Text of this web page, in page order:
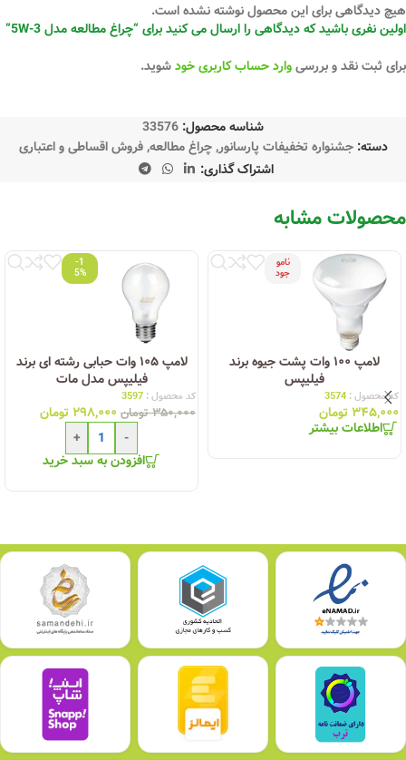
هیچ دیدگاهی برای این محصول نوشته نشده است.
اولین نفری باشید که دیدگاهی را ارسال می کنید برای “چراغ مطالعه مدل 3-5W”
برای ثبت نقد و بررسیوارد حساب کاربری خودشوید.
شناسه محصول: 33576
دسته: جشنواره تخفیفات پارسانور, چراغ مطالعه, فروش اقساطی و اعتباری
اشتراک گذاری:
محصولات مشابه
نامو
جود
لامپ ۱۰۰ وات پشت جیوه برند
فیلیپس
کد محصول : 3574
۳۴۵,۰۰۰ تومان
اطلاعات بیشتر
-1
5%
لامپ ۱۰۵ وات حبابی رشته ای برند
فیلیپس مدل مات
کد محصول : 3597
۳۵۰,۰۰۰ تومان ۲۹۸,۰۰۰ تومان
-
+
افزودن به سبد خرید